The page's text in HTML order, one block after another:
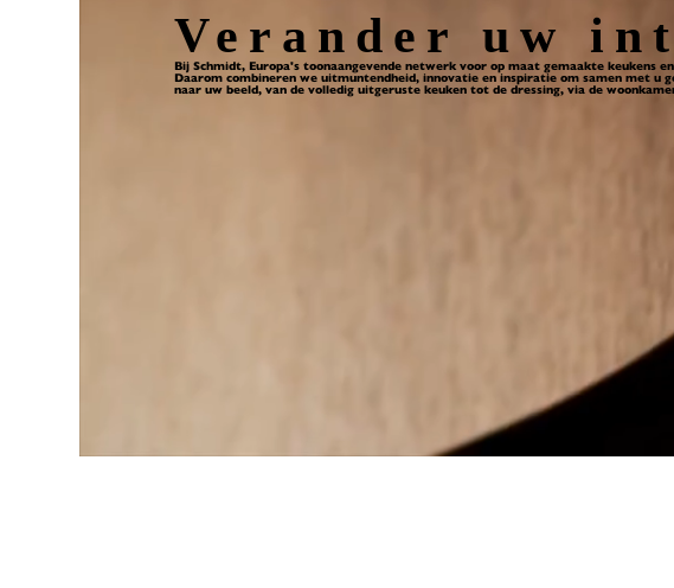
Verander uw
Bij Schmidt, Europa's toonaangevende netwerk voor op maat gemaakte keukens
Daarom combineren we uitmuntendheid, innovatie en inspiratie om samen met
naar uw beeld, van de volledig uitgeruste keuken tot de dressing, via de